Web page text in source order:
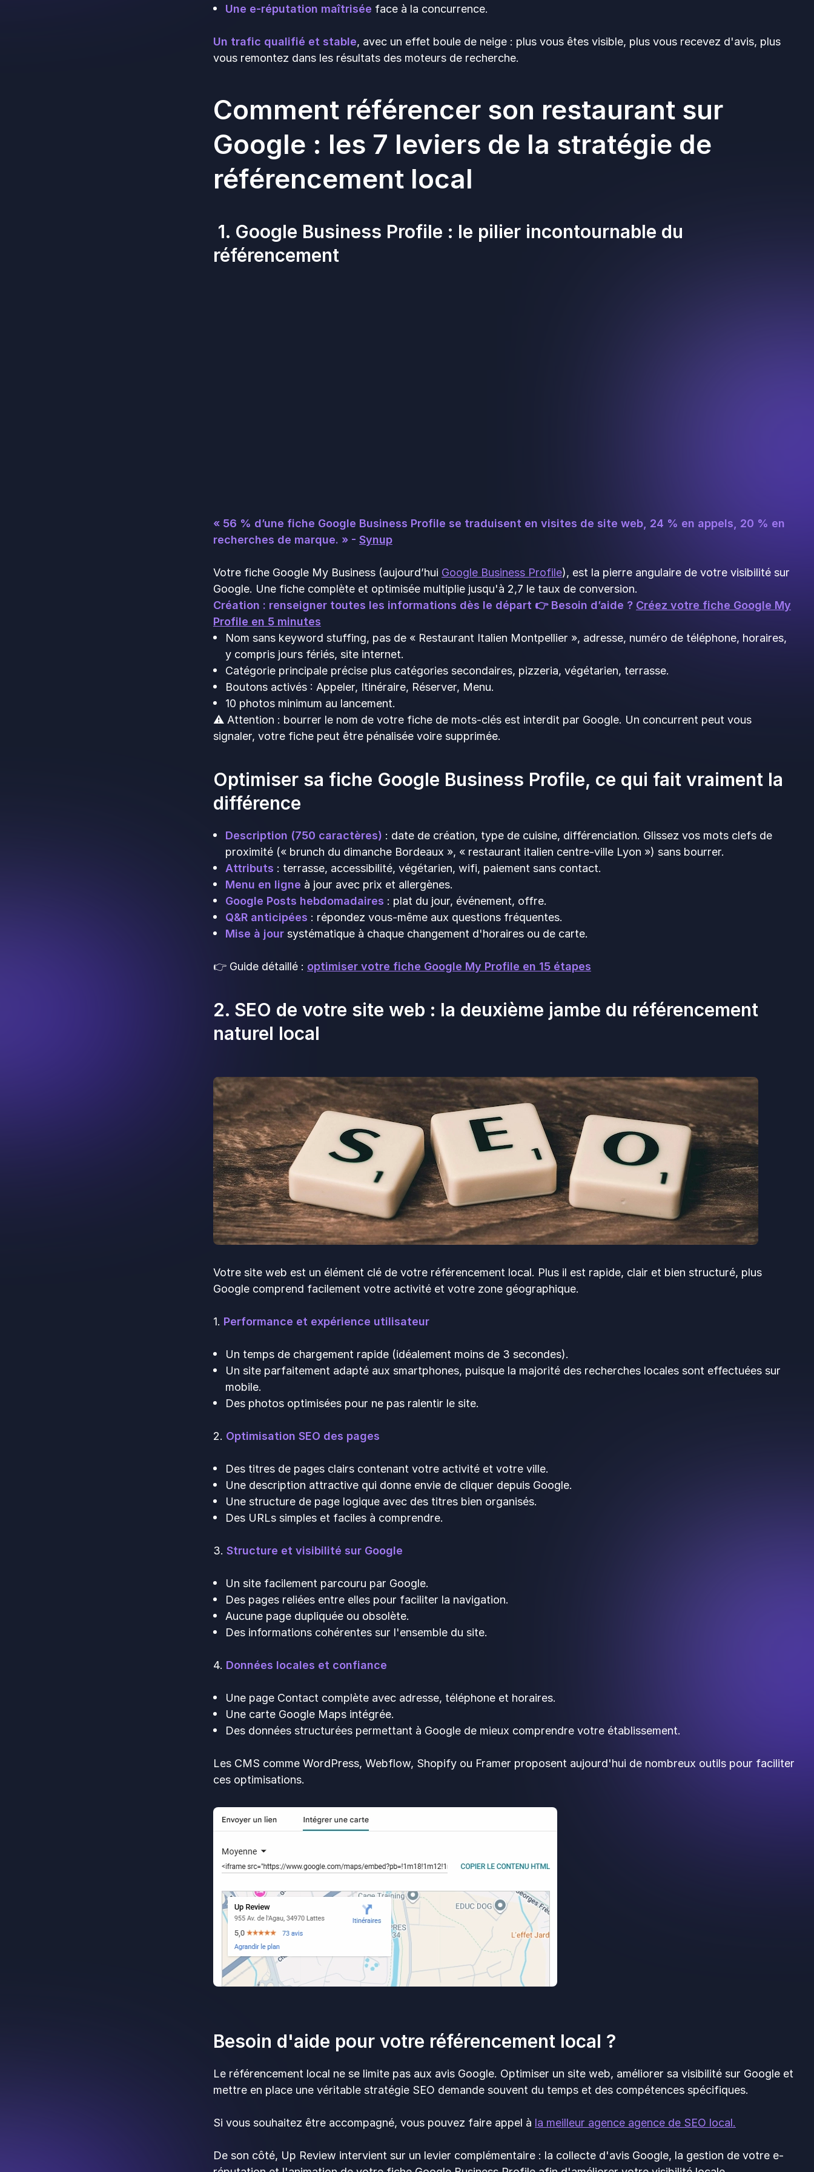
Une e-réputation maîtrisée face à la concurrence.
Un trafic qualifié et stable, avec un effet boule de neige : plus vous êtes visible, plus vous recevez d'avis, plus
vous remontez dans les résultats des moteurs de recherche.
Comment référencer son restaurant sur
Google : les 7 leviers de la stratégie de
référencement local
1. Google Business Profile : le pilier incontournable du
référencement
« 56 % d’une fiche Google Business Profile se traduisent en visites de site web, 24 % en appels, 20 % en
recherches de marque. » - Synup
Votre fiche Google My Business (aujourd’hui Google Business Profile), est la pierre angulaire de votre visibilité sur
Google. Une fiche complète et optimisée multiplie jusqu'à 2,7 le taux de conversion.
Création : renseigner toutes les informations dès le départ 👉 Besoin d’aide ? Créez votre fiche Google My
Profile en 5 minutes
Nom sans keyword stuffing, pas de « Restaurant Italien Montpellier », adresse, numéro de téléphone, horaires,
y compris jours fériés, site internet.
Catégorie principale précise plus catégories secondaires, pizzeria, végétarien, terrasse.
Boutons activés : Appeler, Itinéraire, Réserver, Menu.
10 photos minimum au lancement.
⚠️ Attention : bourrer le nom de votre fiche de mots-clés est interdit par Google. Un concurrent peut vous
signaler, votre fiche peut être pénalisée voire supprimée.
Optimiser sa fiche Google Business Profile, ce qui fait vraiment la
différence
Description (750 caractères) : date de création, type de cuisine, différenciation. Glissez vos mots clefs de
proximité (« brunch du dimanche Bordeaux », « restaurant italien centre-ville Lyon ») sans bourrer.
Attributs : terrasse, accessibilité, végétarien, wifi, paiement sans contact.
Menu en ligne à jour avec prix et allergènes.
Google Posts hebdomadaires : plat du jour, événement, offre.
Q&R anticipées : répondez vous-même aux questions fréquentes.
Mise à jour systématique à chaque changement d'horaires ou de carte.
👉 Guide détaillé : optimiser votre fiche Google My Profile en 15 étapes
2. SEO de votre site web : la deuxième jambe du référencement
naturel local
Votre site web est un élément clé de votre référencement local. Plus il est rapide, clair et bien structuré, plus
Google comprend facilement votre activité et votre zone géographique.
1. Performance et expérience utilisateur
Un temps de chargement rapide (idéalement moins de 3 secondes).
Un site parfaitement adapté aux smartphones, puisque la majorité des recherches locales sont effectuées sur
mobile.
Des photos optimisées pour ne pas ralentir le site.
2. Optimisation SEO des pages
Des titres de pages clairs contenant votre activité et votre ville.
Une description attractive qui donne envie de cliquer depuis Google.
Une structure de page logique avec des titres bien organisés.
Des URLs simples et faciles à comprendre.
3. Structure et visibilité sur Google
Un site facilement parcouru par Google.
Des pages reliées entre elles pour faciliter la navigation.
Aucune page dupliquée ou obsolète.
Des informations cohérentes sur l'ensemble du site.
4. Données locales et confiance
Une page Contact complète avec adresse, téléphone et horaires.
Une carte Google Maps intégrée.
Des données structurées permettant à Google de mieux comprendre votre établissement.
Les CMS comme WordPress, Webflow, Shopify ou Framer proposent aujourd'hui de nombreux outils pour faciliter
ces optimisations.
Besoin d'aide pour votre référencement local ?
Le référencement local ne se limite pas aux avis Google. Optimiser un site web, améliorer sa visibilité sur Google et
mettre en place une véritable stratégie SEO demande souvent du temps et des compétences spécifiques.
Si vous souhaitez être accompagné, vous pouvez faire appel à la meilleur agence agence de SEO local.
De son côté, Up Review intervient sur un levier complémentaire : la collecte d'avis Google, la gestion de votre e-